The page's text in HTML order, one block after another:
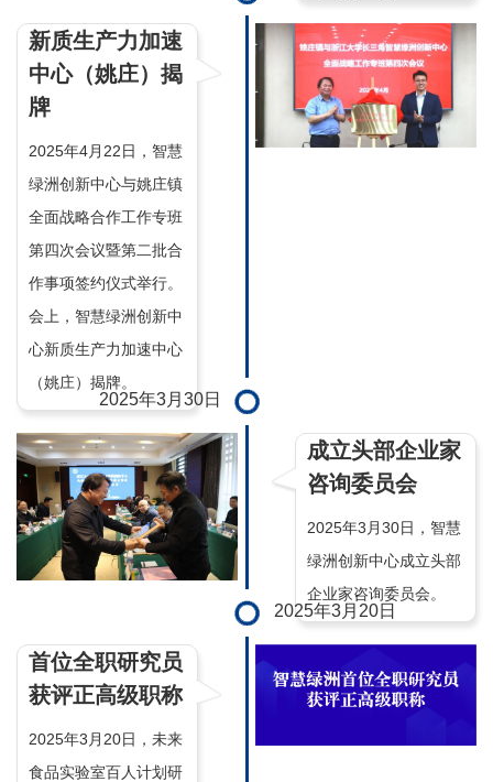
新质生产力加速
中心（姚庄）揭
牌
2025年4月22日，智慧
绿洲创新中心与姚庄镇
全面战略合作工作专班
第四次会议暨第二批合
作事项签约仪式举行。
会上，智慧绿洲创新中
心新质生产力加速中心
（姚庄）揭牌。
成立头部企业家
咨询委员会
2025年3月30日，智慧
绿洲创新中心成立头部
企业家咨询委员会。
2025年3月30日
首位全职研究员
获评正高级职称
2025年3月20日，未来
食品实验室百人计划研
2025年3月20日